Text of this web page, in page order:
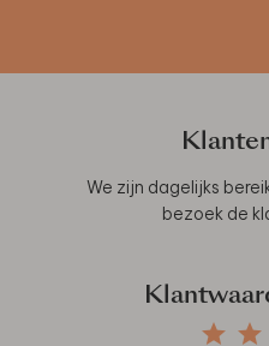
We zijn dagelijks
bezoek de